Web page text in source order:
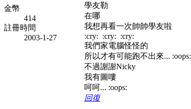
金幣
414
註冊時間
2003-1-27
學友勒
在哪
我想再看一次帥帥學友啦
:cry: :cry: :cry:
我們家電腦怪怪的
所以才有可能跑不出來... :oops:
不過謝謝Nicky
我有圖嘍
呵呵... :oops:
回復